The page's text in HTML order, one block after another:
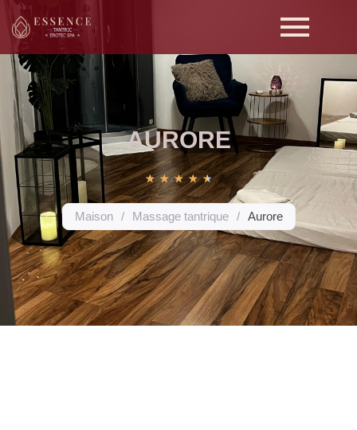
AURORE
★ ★ ★ ★ ★
Maison / Massage tantrique / Aurore